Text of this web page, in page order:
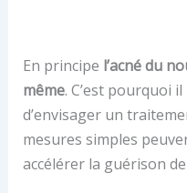
En principe l’acné du
même. C’est pourquoi
d’envisager un
mesures simples
accélérer la guérison